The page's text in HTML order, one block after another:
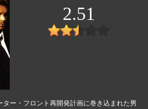
2.51
ター・フロント再開発計画に巻き込まれた男